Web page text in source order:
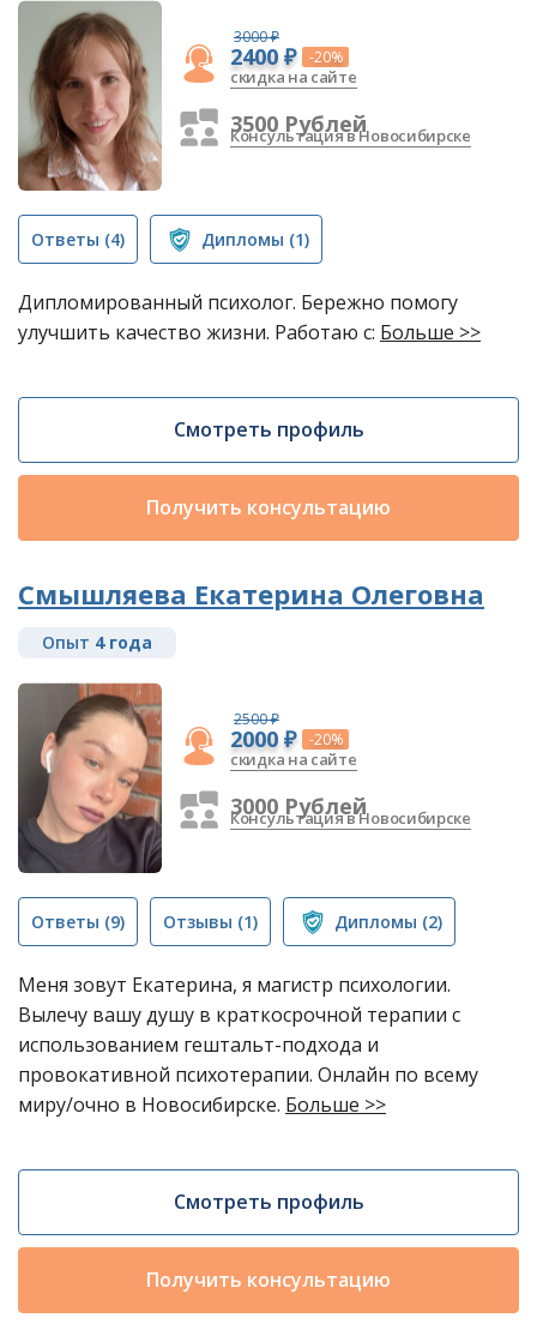
3000 ₽
2400 ₽ -20%
скидка на сайте
3500 Рублей
Консультация в Новосибирске
Ответы (4) Дипломы (1)
Дипломированный психолог. Бережно помогу
улучшить качество жизни. Работаю с: Больше >>
Смотреть профиль
Получить консультацию
Смышляева Екатерина Олеговна
Опыт 4 года
2500 ₽
2000 ₽ -20%
скидка на сайте
3000 Рублей
Консультация в Новосибирске
Ответы (9) Отзывы (1) Дипломы (2)
Меня зовут Екатерина, я магистр психологии.
Вылечу вашу душу в краткосрочной терапии с
использованием гештальт-подхода и
провокативной психотерапии. Онлайн по всему
миру/очно в Новосибирске. Больше >>
Смотреть профиль
Получить консультацию